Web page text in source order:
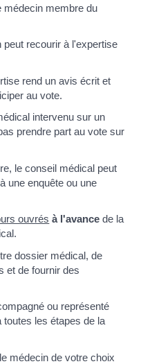
médecin membre du
recourir à l'expertise
rend un avis écrit et
au vote.
intervenu sur un
prendre part au vote sur
le conseil médical peut
une enquête ou une
ouvrés à l'avance de la
dossier médical, de
et de fournir des
ou représenté
toutes les étapes de la
médecin de votre choix